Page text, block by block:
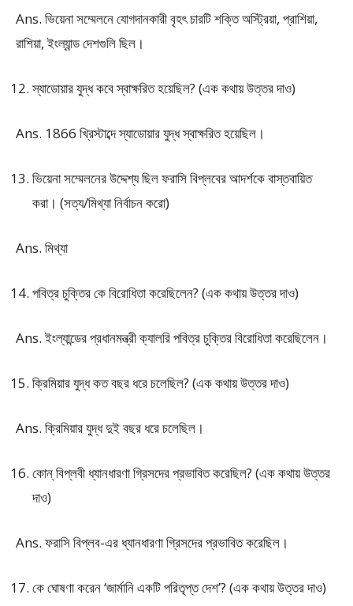
Ans. ভিয়েনা সম্মেলনে যোগদানকারী বৃহৎ চারটি শক্তি অস্ট্রিয়া, প্রাশিয়া,
রাশিয়া, ইংল্যান্ড দেশগুলি ছিল।
স্যাডোয়ার যুদ্ধ কবে স্বাক্ষরিত হয়েছিল? (এক কথায় উত্তর দাও)
Ans. 1866 খ্রিস্টাব্দে স্যাডোয়ার যুদ্ধ স্বাক্ষরিত হয়েছিল।
ভিয়েনা সম্মেলনের উদ্দেশ্য ছিল ফরাসি বিপ্লবের আদর্শকে বাস্তবায়িত
করা। (সত্য/মিথ্যা নির্বাচন করো)
Ans. মিথ্যা
পবিত্র চুক্তির কে বিরোধিতা করেছিলেন? (এক কথায় উত্তর দাও)
Ans. ইংল্যান্ডের প্রধানমন্ত্রী ক্যালরি পবিত্র চুক্তির বিরোধিতা করেছিলেন।
ক্রিমিয়ার যুদ্ধ কত বছর ধরে চলেছিল? (এক কথায় উত্তর দাও)
Ans. ক্রিমিয়ার যুদ্ধ দুই বছর ধরে চলেছিল।
কোন্ বিপ্লবী ধ্যানধারণা গ্রিসদের প্রভাবিত করেছিল? (এক কথায় উত্তর
দাও)
Ans. ফরাসি বিপ্লব-এর ধ্যানধারণা গ্রিসদের প্রভাবিত করেছিল।
কে ঘোষণা করেন ‘জার্মানি একটি পরিতৃপ্ত দেশ’? (এক কথায় উত্তর দাও)